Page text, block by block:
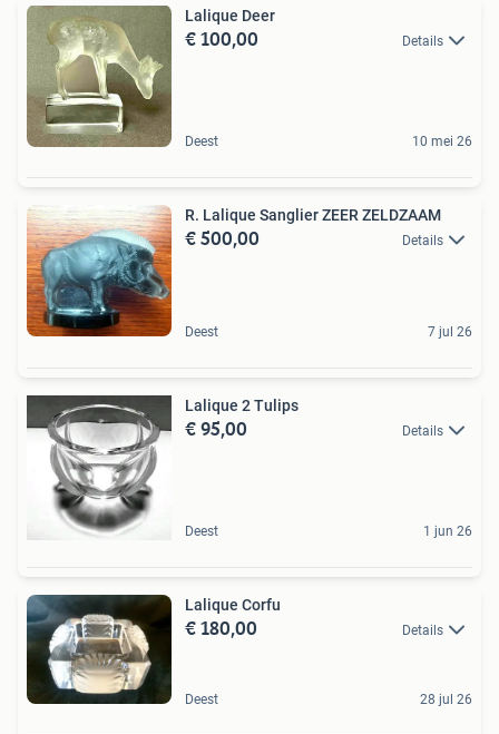
Lalique Deer
€ 100,00 Details
Deest 10 mei 26
R. Lalique Sanglier ZEER ZELDZAAM
€ 500,00 Details
Deest 7 jul 26
Lalique 2 Tulips
€ 95,00 Details
Deest 1 jun 26
Lalique Corfu
€ 180,00 Details
Deest 28 jul 26